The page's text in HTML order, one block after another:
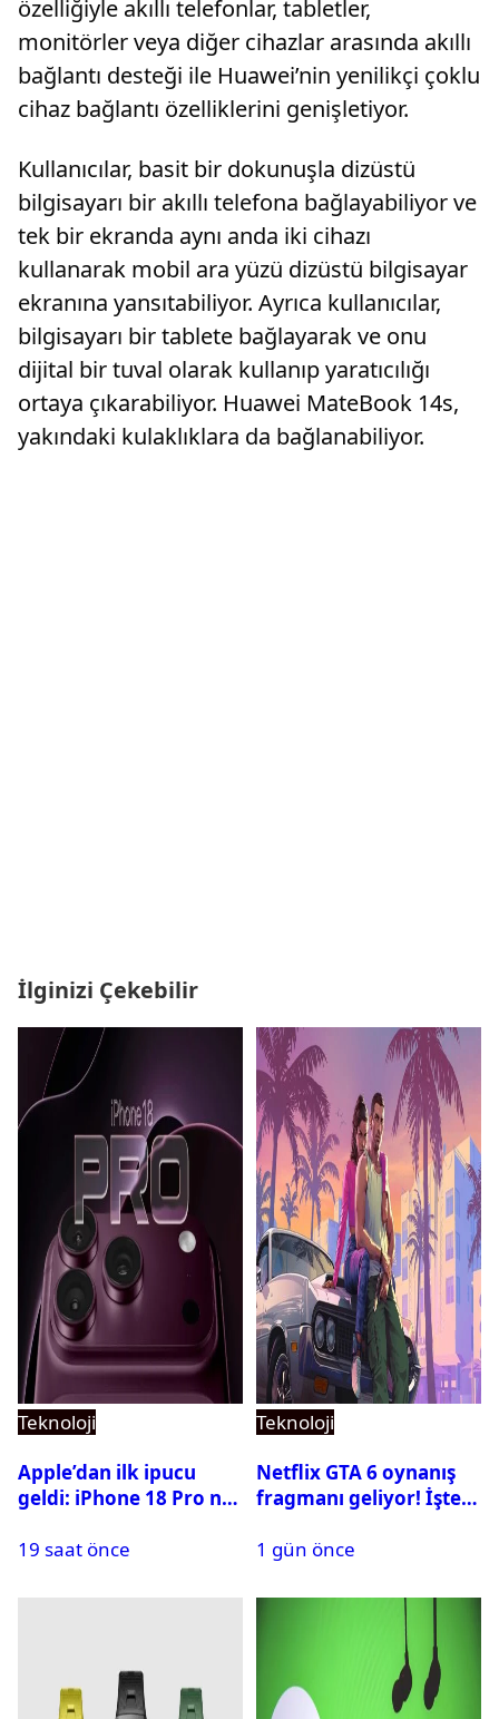
özelliğiyle akıllı telefonlar, tabletler,
monitörler veya diğer cihazlar arasında akıllı
bağlantı desteği ile Huawei’nin yenilikçi çoklu
cihaz bağlantı özelliklerini genişletiyor.
Kullanıcılar, basit bir dokunuşla dizüstü
bilgisayarı bir akıllı telefona bağlayabiliyor ve
tek bir ekranda aynı anda iki cihazı
kullanarak mobil ara yüzü dizüstü bilgisayar
ekranına yansıtabiliyor. Ayrıca kullanıcılar,
bilgisayarı bir tablete bağlayarak ve onu
dijital bir tuval olarak kullanıp yaratıcılığı
ortaya çıkarabiliyor. Huawei MateBook 14s,
yakındaki kulaklıklara da bağlanabiliyor.
İlginizi Çekebilir
Teknoloji
Apple’dan ilk ipucu
geldi: iPhone 18 Pro ne
19 saat önce
Teknoloji
Netflix GTA 6 oynanış
fragmanı geliyor! İşte
1 gün önce